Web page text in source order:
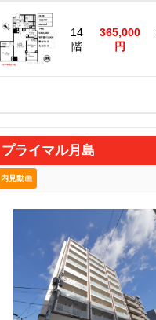
14
階
365,000
円
プライマル月島
内見動画